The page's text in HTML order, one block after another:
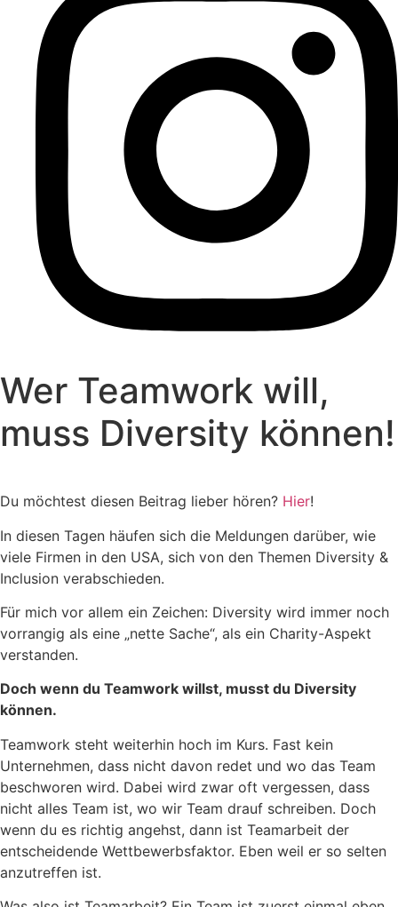
Wer Teamwork will,
muss Diversity können!
Du möchtest diesen Beitrag lieber hören? Hier!
In diesen Tagen häufen sich die Meldungen darüber, wie
viele Firmen in den USA, sich von den Themen Diversity &
Inclusion verabschieden.
Für mich vor allem ein Zeichen: Diversity wird immer noch
vorrangig als eine „nette Sache“, als ein Charity-Aspekt
verstanden.
Doch wenn du Teamwork willst, musst du Diversity
können.
Teamwork steht weiterhin hoch im Kurs. Fast kein
Unternehmen, dass nicht davon redet und wo das Team
beschworen wird. Dabei wird zwar oft vergessen, dass
nicht alles Team ist, wo wir Team drauf schreiben. Doch
wenn du es richtig angehst, dann ist Teamarbeit der
entscheidende Wettbewerbsfaktor. Eben weil er so selten
anzutreffen ist.